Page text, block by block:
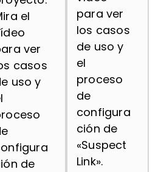
el
ver
casos
uso y
de
para ver
los casos
de uso y
el
proceso
de
configura
ción de
«Suspect
Link».